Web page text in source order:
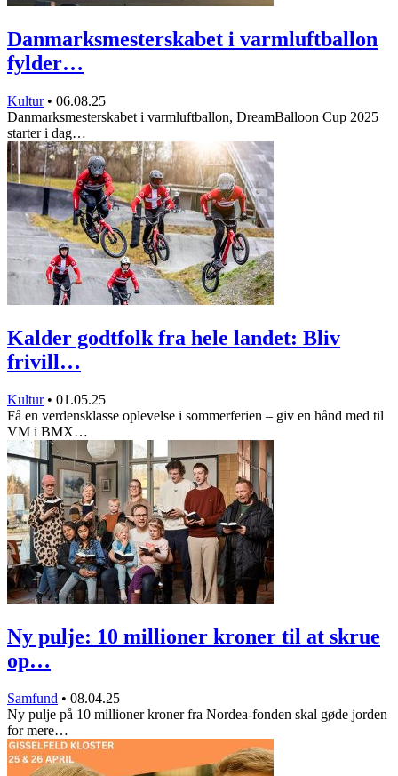
Danmarksmesterskabet i varmluftballon
fylder…
Kultur • 06.08.25
Danmarksmesterskabet i varmluftballon, DreamBalloon Cup 2025
starter i dag…
Kalder godtfolk fra hele landet: Bliv
frivill…
Kultur • 01.05.25
Få en verdensklasse oplevelse i sommerferien – giv en hånd med til
VM i BMX…
Ny pulje: 10 millioner kroner til at skrue
op…
Samfund • 08.04.25
Ny pulje på 10 millioner kroner fra Nordea-fonden skal gøde jorden
for mere…